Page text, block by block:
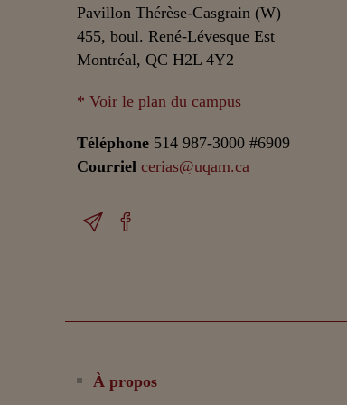
Pavillon Thérèse-Casgrain (W)
455, boul. René-Lévesque Est
Montréal, QC H2L 4Y2
* Voir le plan du campus
Téléphone 514 987-3000 #6909
Courriel cerias@uqam.ca
À propos